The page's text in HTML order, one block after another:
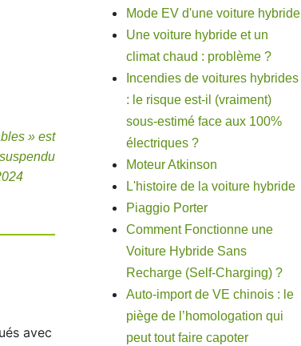
» est
suspendu
avec
Mode EV d'une voiture hybride
Une voiture hybride et un
climat chaud : problème ?
Incendies de voitures hybrides
: le risque est-il (vraiment)
sous-estimé face aux 100%
électriques ?
Moteur Atkinson
L'histoire de la voiture hybride
Piaggio Porter
Comment Fonctionne une
Voiture Hybride Sans
Recharge (Self-Charging) ?
Auto-import de VE chinois : le
piège de l’homologation qui
peut tout faire capoter